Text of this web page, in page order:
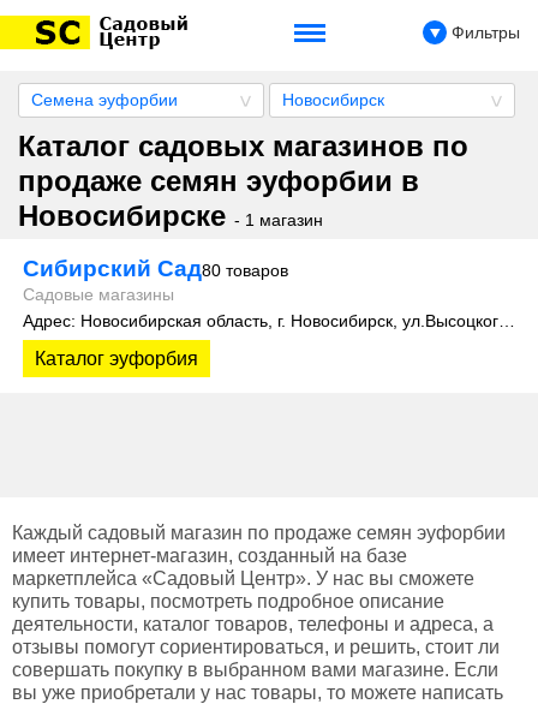
Фильтры
Семена эуфорбии Новосибирск
Каталог садовых магазинов по
продаже семян эуфорбии в
Новосибирске - 1 магазин
Сибирский Сад80 товаров
Садовые магазины
Каталог эуфорбия
Каждый садовый магазин по продаже семян эуфорбии
имеет интернет-магазин, созданный на базе
маркетплейса «Садовый Центр». У нас вы сможете
купить товары, посмотреть подробное описание
деятельности, каталог товаров, телефоны и адреса, а
отзывы помогут сориентироваться, и решить, стоит ли
совершать покупку в выбранном вами магазине. Если
вы уже приобретали у нас товары, то можете написать